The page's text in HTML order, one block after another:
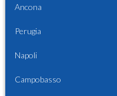
Ancona
Perugia
Napoli
Campobasso